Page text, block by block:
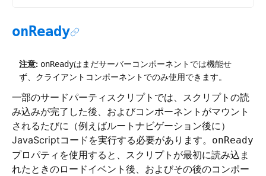
onReady
注意: onReadyはまだサーバーコンポーネントでは機能せ
ず、クライアントコンポーネントでのみ使用できます。
一部のサードパーティスクリプトでは、スクリプトの読
み込みが完了した後、およびコンポーネントがマウント
されるたびに（例えばルートナビゲーション後に）
JavaScriptコードを実行する必要があります。 onReady
プロパティを使用すると、スクリプトが最初に読み込ま
れたときのロードイベント後、およびその後のコンポー